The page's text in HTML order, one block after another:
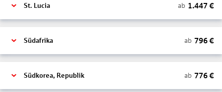
St. Lucia ab 1.447 €
Südafrika ab 796€
Südkorea, Republik ab 776€